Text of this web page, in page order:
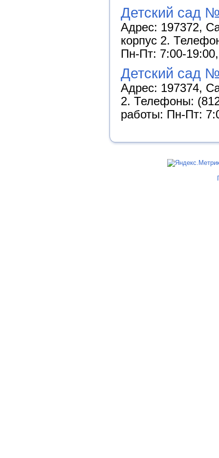
Детский сад
Адрес: 197372,
корпус 2.
Пн-Пт: 7:00-
Детский сад
Адрес: 197374,
2. Телефоны:
работы: Пн-Пт: